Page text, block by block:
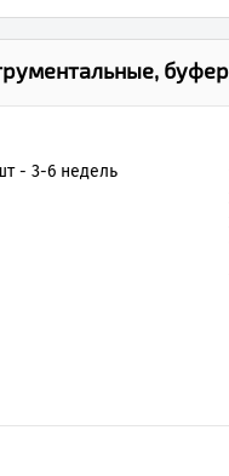
- 3-6 недель